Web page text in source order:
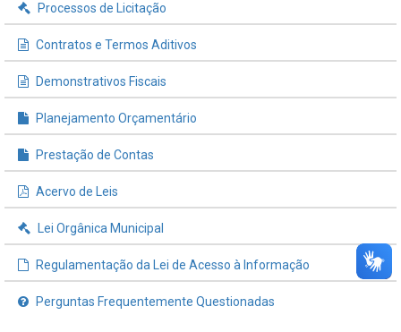
Processos de Licitação
Contratos e Termos Aditivos
Demonstrativos Fiscais
Planejamento Orçamentário
Prestação de Contas
Acervo de Leis
Lei Orgânica Municipal
Regulamentação da Lei de Acesso à Informação
Perguntas Frequentemente Questionadas